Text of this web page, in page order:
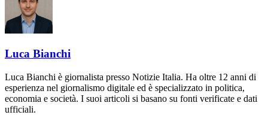
Luca Bianchi
Luca Bianchi è giornalista presso Notizie Italia. Ha oltre 12 anni di
esperienza nel giornalismo digitale ed è specializzato in politica,
economia e società. I suoi articoli si basano su fonti verificate e dati
ufficiali.